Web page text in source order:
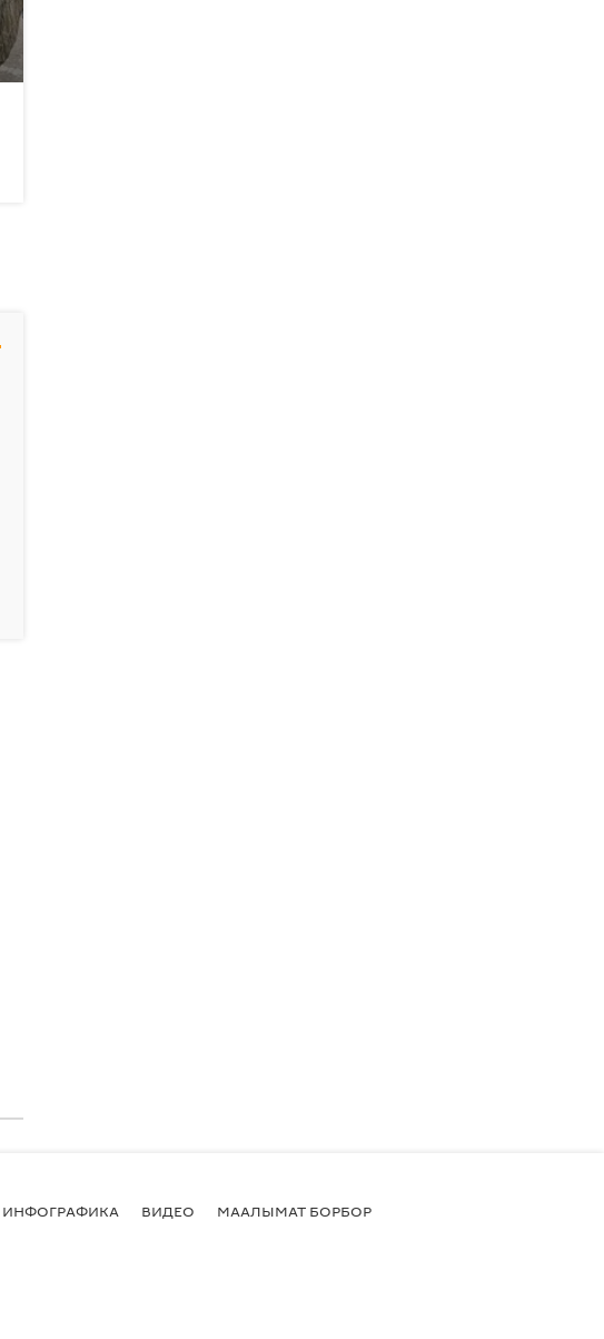
ИНФОГРАФИКА ВИДЕО МААЛЫМАТ БОРБОР